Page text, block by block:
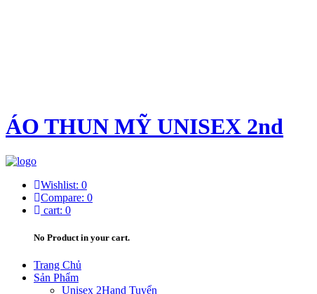
ÁO THUN MỸ UNISEX 2nd
Wishlist: 0
Compare: 0
cart: 0
No Product in your cart.
Trang Chủ
Sản Phẩm
Unisex 2Hand Tuyển